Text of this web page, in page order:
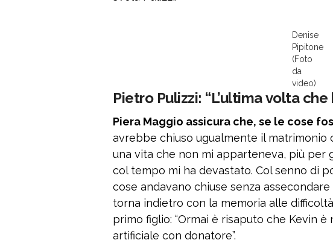
Denise
Pipitone
(Foto
da
video)
Pietro Pulizzi: “L’ultima volta
Piera Maggio assicura che, se le cose
avrebbe chiuso ugualmente il matrimonio
una vita che non mi apparteneva, più per
col tempo mi ha devastato. Col senno di
cose andavano chiuse senza
torna indietro con la memoria alle
primo figlio: “Ormai è risaputo che Kevin è
artificiale con donatore”.